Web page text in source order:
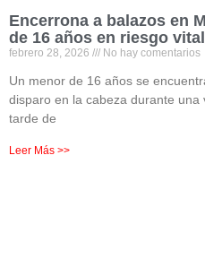
Encerrona a balazos en
de 16 años en riesgo vital
febrero 28, 2026 No hay comentarios
Un menor de 16 años se
disparo en la cabeza durante
tarde de
Leer Más >>